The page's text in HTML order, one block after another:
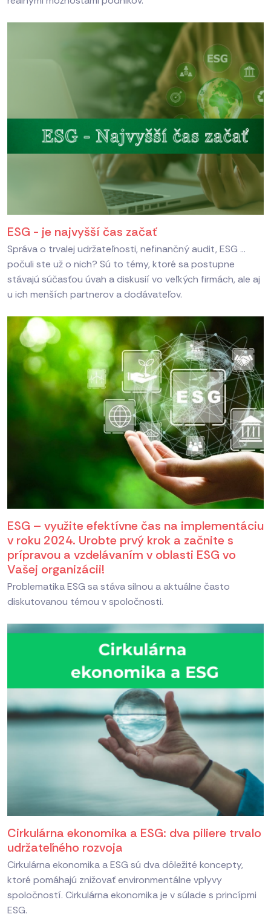
ESG - je najvyšší čas začať
Správa o trvalej udržateľnosti, nefinančný audit, ESG ...
počuli ste už o nich? Sú to témy, ktoré sa postupne
stávajú súčasťou úvah a diskusií vo veľkých firmách, ale aj
u ich menších partnerov a dodávateľov.
ESG – využite efektívne čas na implementáciu
v roku 2024. Urobte prvý krok a začnite s
prípravou a vzdelávaním v oblasti ESG vo
Vašej organizácii!
Problematika ESG sa stáva silnou a aktuálne často
diskutovanou témou v spoločnosti.
Cirkulárna ekonomika a ESG: dva piliere trvalo
udržateľného rozvoja
Cirkulárna ekonomika a ESG sú dva dôležité koncepty,
ktoré pomáhajú znižovať environmentálne vplyvy
spoločností. Cirkulárna ekonomika je v súlade s princípmi
ESG.